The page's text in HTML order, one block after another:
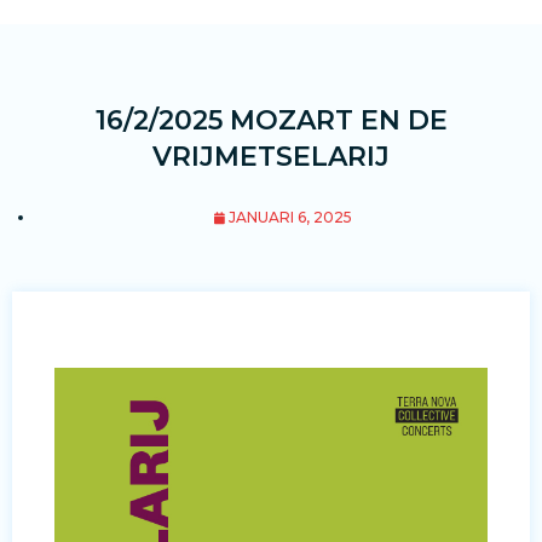
16/2/2025 MOZART EN DE
VRIJMETSELARIJ
JANUARI 6, 2025